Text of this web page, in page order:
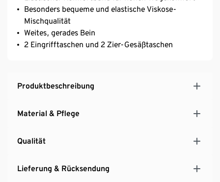
Besonders bequeme und elastische Viskose-
Mischqualität
Weites, gerades Bein
2 Eingrifftaschen und 2 Zier-Gesäßtaschen
Produktbeschreibung
Material & Pflege
Qualität
Lieferung & Rücksendung